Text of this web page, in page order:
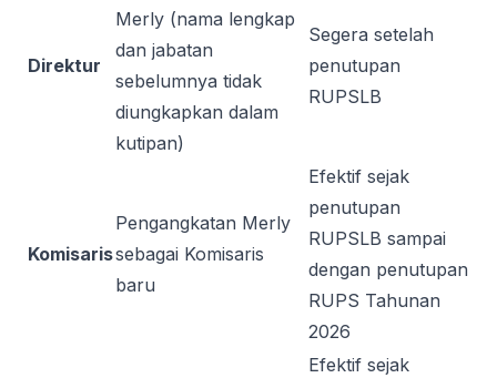
Direktur
Merly (nama lengkap
dan jabatan
sebelumnya tidak
diungkapkan dalam
kutipan)
Segera setelah
penutupan
RUPSLB
Komisaris
Pengangkatan Merly
sebagai Komisaris
baru
Efektif sejak
penutupan
RUPSLB sampai
dengan penutupan
RUPS Tahunan
2026
Efektif sejak